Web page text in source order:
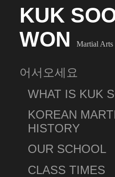
KUK
WON
Martial Arts
어서오세요
WHAT IS KUK
KOREAN
HISTORY
OUR SCHOOL
CLASS TIMES